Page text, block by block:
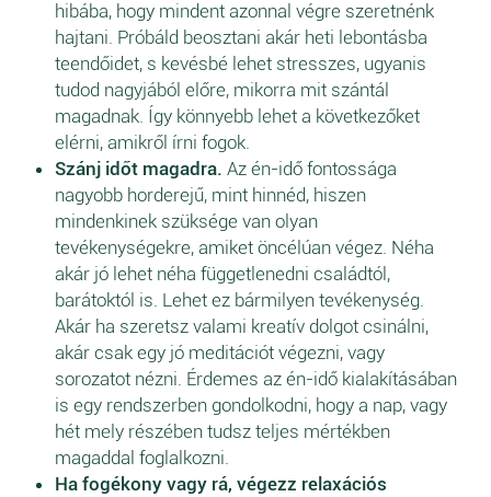
hibába, hogy mindent azonnal végre szeretnénk
hajtani. Próbáld beosztani akár heti lebontásba
teendőidet, s kevésbé lehet stresszes, ugyanis
tudod nagyjából előre, mikorra mit szántál
magadnak. Így könnyebb lehet a következőket
elérni, amikről írni fogok.
Szánj időt magadra. Az én-idő fontossága
nagyobb horderejű, mint hinnéd, hiszen
mindenkinek szüksége van olyan
tevékenységekre, amiket öncélúan végez. Néha
akár jó lehet néha függetlenedni családtól,
barátoktól is. Lehet ez bármilyen tevékenység.
Akár ha szeretsz valami kreatív dolgot csinálni,
akár csak egy jó meditációt végezni, vagy
sorozatot nézni. Érdemes az én-idő kialakításában
is egy rendszerben gondolkodni, hogy a nap, vagy
hét mely részében tudsz teljes mértékben
magaddal foglalkozni.
Ha fogékony vagy rá, végezz relaxációs